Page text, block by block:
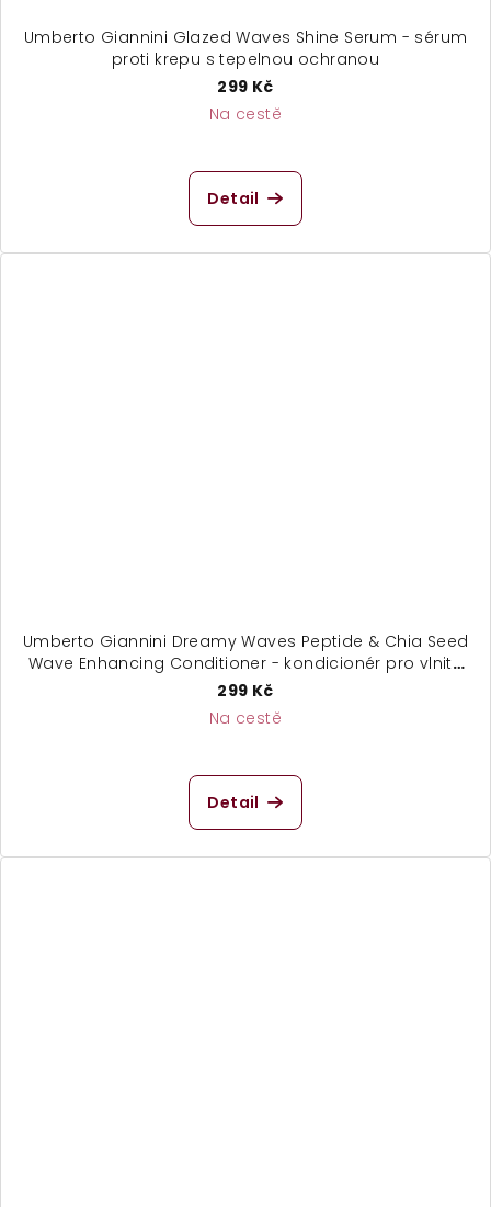
Umberto Giannini Glazed Waves Shine Serum - sérum
proti krepu s tepelnou ochranou
299 Kč
Na cestě
Detail
Umberto Giannini Dreamy Waves Peptide & Chia Seed
Wave Enhancing Conditioner - kondicionér pro vlnité
vlasy
299 Kč
Na cestě
Detail